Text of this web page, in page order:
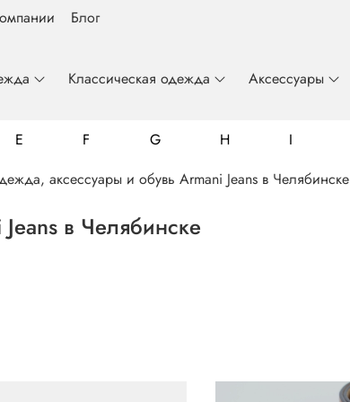
Блог
Классическая одежда Аксессуары
Billionaire
Colmar
E
Emporio Armani
F
Frankie Morello
G
Gianfranco Butteri
H I
John Richmond
Luca Guerrini
Mario Giannini
Roberto Cavalli
аксессуары и обувь Armani Jeans в Челябинске
в Челябинске